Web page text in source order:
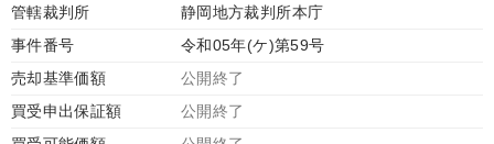
管轄裁判所
静岡地方裁判所本庁
事件番号
令和05年(ケ)第59号
売却基準価額
公開終了
買受申出保証額
公開終了